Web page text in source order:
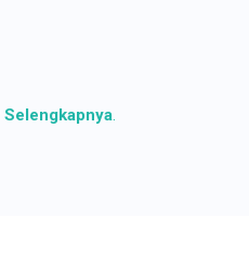
Selengkapnya